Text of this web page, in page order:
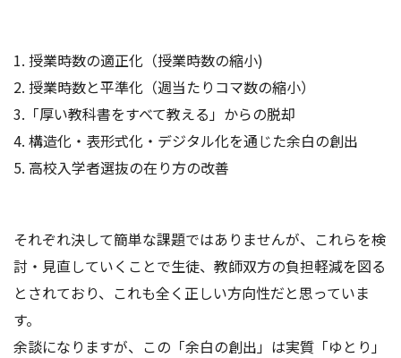
1. 授業時数の適正化（授業時数の縮小)
2. 授業時数と平準化（週当たりコマ数の縮小）
3.「厚い教科書をすべて教える」からの脱却
4. 構造化・表形式化・デジタル化を通じた余白の創出
5. 高校入学者選抜の在り方の改善
それぞれ決して簡単な課題ではありませんが、これらを検
討・見直していくことで生徒、教師双方の負担軽減を図る
とされており、これも全く正しい方向性だと思っていま
す。
余談になりますが、この「余白の創出」は実質「ゆとり」